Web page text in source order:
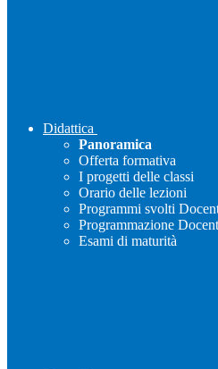
Didattica
Panoramica
Offerta formativa
I progetti delle classi
Orario delle lezioni
Programmi svolti
Programmazione
Esami di maturità